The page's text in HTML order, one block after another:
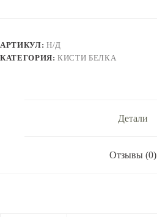
длинной
ручкой.
АРТИКУЛ: Н/Д
КАТЕГОРИЯ:КИСТИ БЕЛКА
Детали
Отзывы (0)